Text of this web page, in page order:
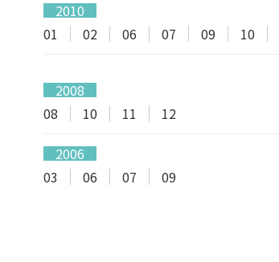
2010
01
02 06 07 09 10
2008
08
10 11 12
2006
03
06 07 09